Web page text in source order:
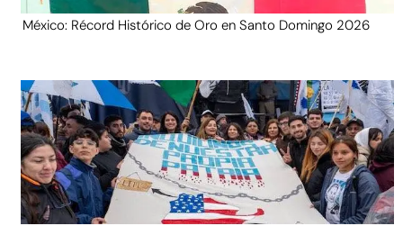
México: Récord Histórico de Oro en Santo Domingo 2026